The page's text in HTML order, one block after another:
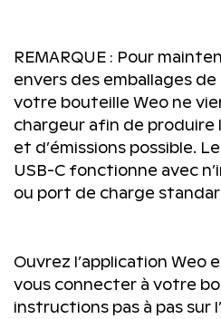
REMARQUE : Pour
envers des emballages
votre bouteille Weo ne
chargeur afin de produire
et d’émissions possible.
USB-C fonctionne avec
ou port de charge
Ouvrez l’application Weo
vous connecter à votre
instructions pas à pas sur